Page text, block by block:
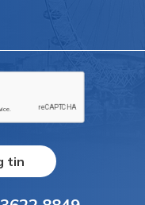
tin